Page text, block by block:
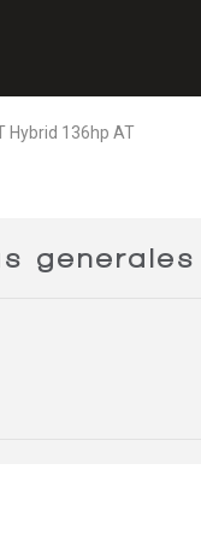
Hybrid 136hp AT
generales